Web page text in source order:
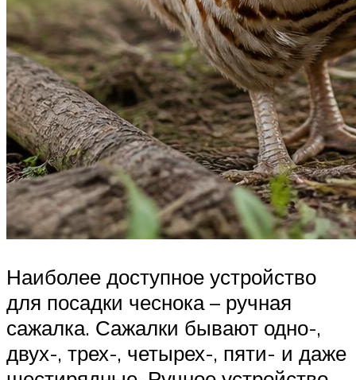
Наиболее доступное устройство
для посадки чеснока – ручная
сажалка. Сажалки бывают одно-,
двух-, трех-, четырех-, пяти- и даже